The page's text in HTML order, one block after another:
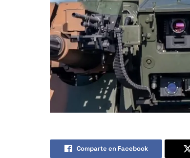
Comparte en Facebook